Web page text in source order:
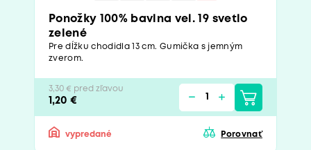
Ponožky 100% bavlna vel. 19 svetlo
zelené
Pre dĺžku chodidla 13 cm. Gumička s jemným
zverom.
3,30 € pred zľavou
1,20 €
vypredané Porovnať